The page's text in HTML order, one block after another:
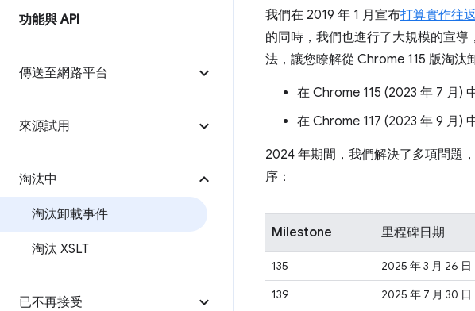
功能與 API
傳送至網路平台
來源試用
淘汰中
淘汰卸載事件
淘汰 XSLT
已不再接受
我們在 2019 年 1 月宣布打算實作往
的同時，我們也進行了大規模的宣導
法，讓您瞭解從 Chrome 115 版淘汰
在 Chrome 115 (2023 年 7 月)
在 Chrome 117 (2023 年 9 月)
2024 年期間，我們解決了多項問題
序：
Milestone 里程碑日期
135 2025 年 3 月 26 日
139
2025 年 7 月 30 日